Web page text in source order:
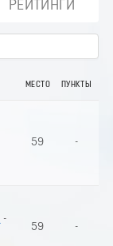
РЕЙТИНГИ
МЕСТО ПУНКТЫ
59 -
-
59 -